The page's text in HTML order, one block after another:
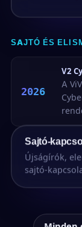
SAJTÓ ÉS
2026
V2
A
Sajtó-
Újságírók,
sajtó-